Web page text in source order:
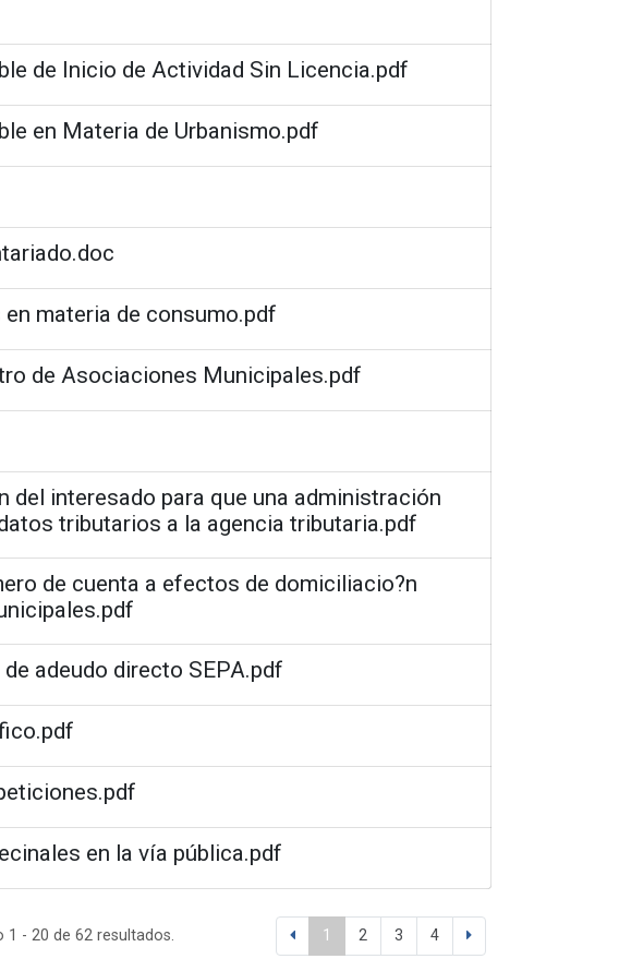
de Inicio de Actividad Sin Licencia.pdf
en Materia de Urbanismo.pdf
materia de consumo.pdf
de Asociaciones Municipales.pdf
del interesado para que una administración
tributarios a la agencia tributaria.pdf
de cuenta a efectos de domiciliacio?n
adeudo directo SEPA.pdf
en la vía pública.pdf
1 - 20 de 62 resultados. 1 2 3 4